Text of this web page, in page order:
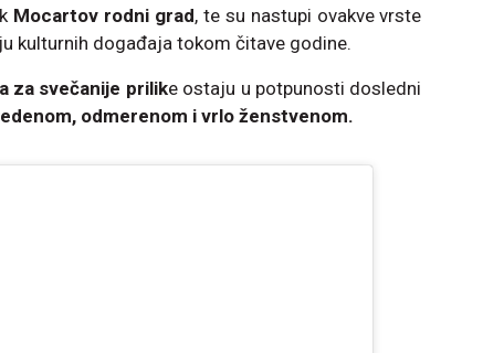
Mocartov rodni grad, te su nastupi ovakve vrste
kulturnih događaja tokom čitave godine.
za svečanije prilike ostaju u potpunosti dosledni
odmerenom i vrlo ženstvenom.